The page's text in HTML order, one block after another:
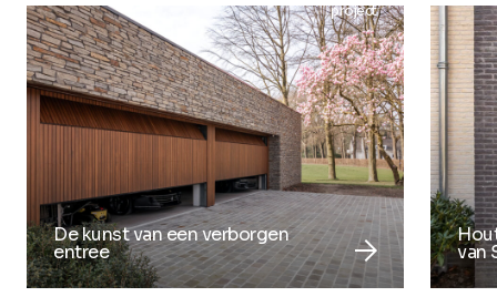
project
De kunst van een verborgen
entree arrow_forward van